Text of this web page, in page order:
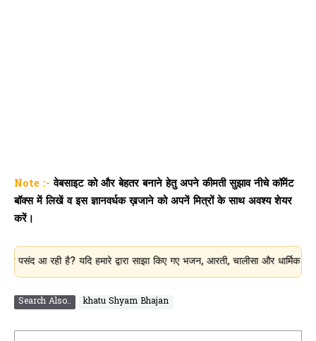
Note :- वेबसाइट को और बेहतर बनाने हेतु अपने कीमती सुझाव नीचे कॉमेंट
बॉक्स में लिखें व इस ज्ञानवर्धक ख़जाने को अपनें मित्रों के साथ अवश्य शेयर
करें।
है? यदि हमारे द्वारा साझा किए गए भजन, आरती, चालीसा और धार्मिक
Search Also.. khatu Shyam Bhajan